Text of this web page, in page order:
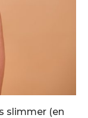
slimmer (en